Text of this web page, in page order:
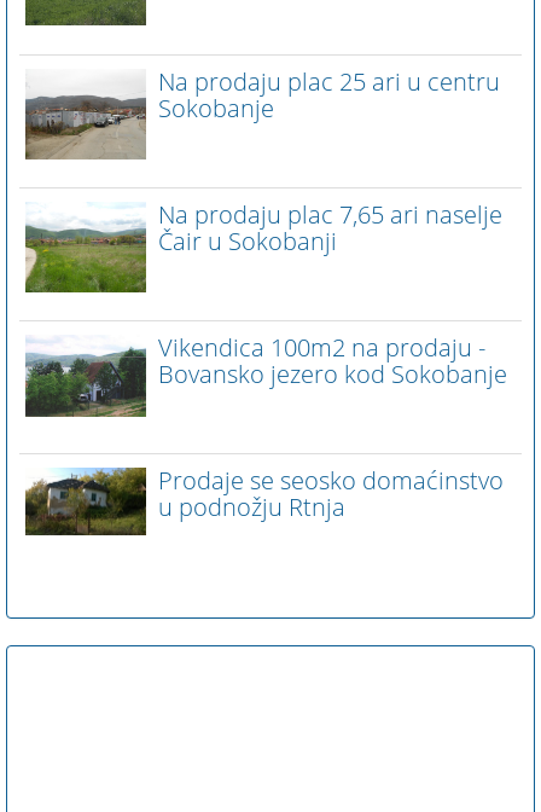
Na prodaju plac 25 ari u centru
Sokobanje
Na prodaju plac 7,65 ari naselje
Čair u Sokobanji
Vikendica 100m2 na prodaju -
Bovansko jezero kod Sokobanje
Prodaje se seosko domaćinstvo
u podnožju Rtnja